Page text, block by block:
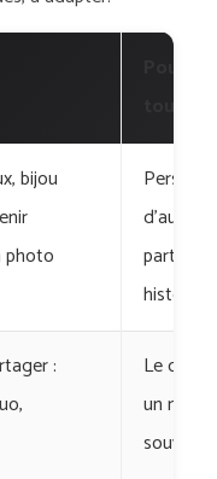
bijou
photo
d’autre
partage
histoire
:
Le
un
souvenir